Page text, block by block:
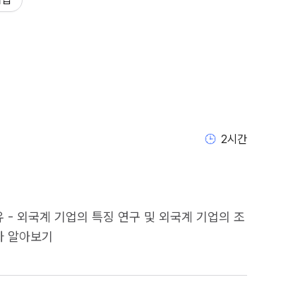
2시간
외국계 기업의 특징 연구 및 외국계 기업의 조